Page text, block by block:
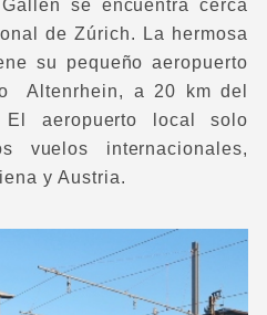
se encuentra cerca
de Zúrich. La hermosa
su pequeño aeropuerto
Altenrhein, a 20 km del
aeropuerto local solo
vuelos internacionales,
y Austria.